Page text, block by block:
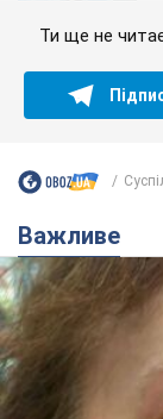
Ти ще не
Важливе